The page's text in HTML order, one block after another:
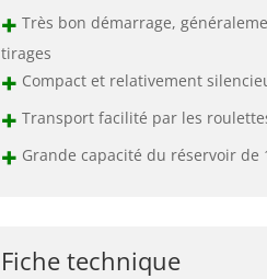
+ Très bon démarrage,
tirages
+ Compact et relativement
+ Transport facilité par les
+ Grande capacité du réservoir de
Fiche technique